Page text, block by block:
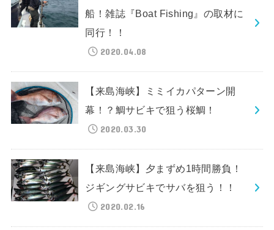
船！雑誌『Boat Fishing』の取材に
同行！！
2020.04.08
【来島海峡】ミミイカパターン開
幕！？鯛サビキで狙う桜鯛！
2020.03.30
【来島海峡】夕まずめ1時間勝負！
ジギングサビキでサバを狙う！！
2020.02.16